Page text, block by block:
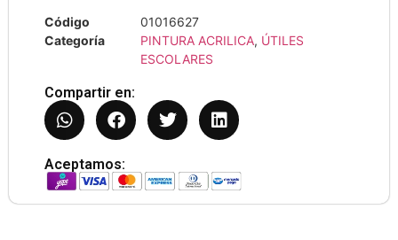
Código
01016627
Categoría
PINTURA ACRILICA, ÚTILES
ESCOLARES
Compartir en:
Aceptamos: